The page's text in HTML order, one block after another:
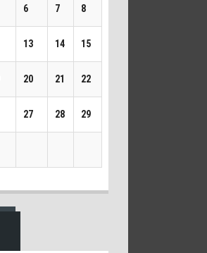
6 7 8
13 14 15
20 21 22
27 28 29